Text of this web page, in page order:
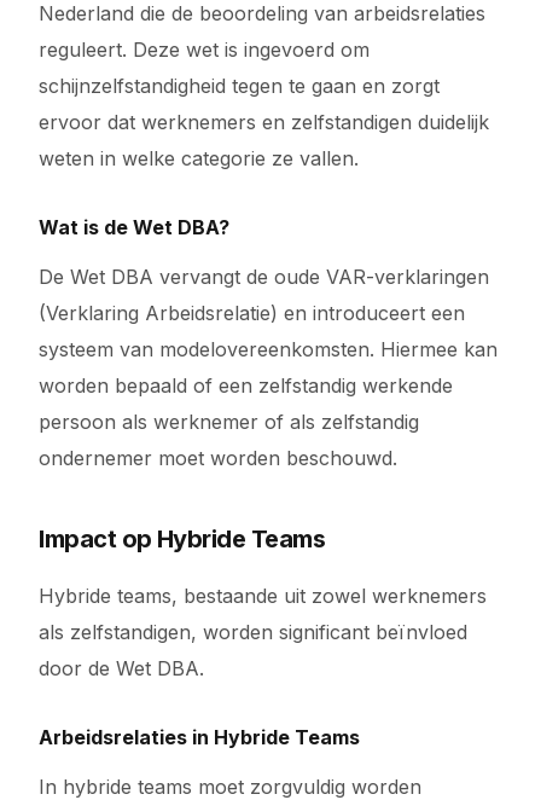
Nederland die de beoordeling van arbeidsrelaties
reguleert. Deze wet is ingevoerd om
schijnzelfstandigheid tegen te gaan en zorgt
ervoor dat werknemers en zelfstandigen duidelijk
weten in welke categorie ze vallen.
Wat is de Wet DBA?
De Wet DBA vervangt de oude VAR-verklaringen
(Verklaring Arbeidsrelatie) en introduceert een
systeem van modelovereenkomsten. Hiermee kan
worden bepaald of een zelfstandig werkende
persoon als werknemer of als zelfstandig
ondernemer moet worden beschouwd.
Impact op Hybride Teams
Hybride teams, bestaande uit zowel werknemers
als zelfstandigen, worden significant beïnvloed
door de Wet DBA.
Arbeidsrelaties in Hybride Teams
In hybride teams moet zorgvuldig worden